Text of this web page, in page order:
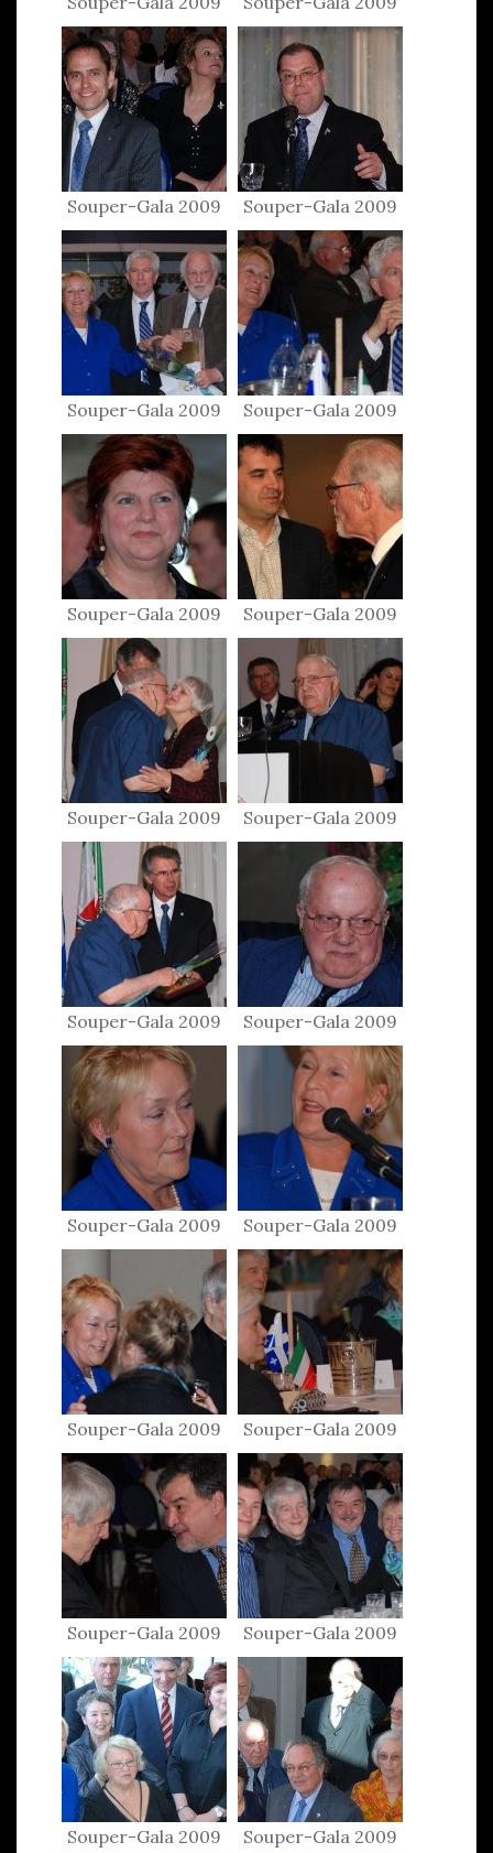
Souper-Gala 2009 Souper-Gala 2009
Souper-Gala 2009 Souper-Gala 2009
Souper-Gala 2009 Souper-Gala 2009
Souper-Gala 2009 Souper-Gala 2009
Souper-Gala 2009 Souper-Gala 2009
Souper-Gala 2009 Souper-Gala 2009
Souper-Gala 2009 Souper-Gala 2009
Souper-Gala 2009 Souper-Gala 2009
Souper-Gala 2009 Souper-Gala 2009